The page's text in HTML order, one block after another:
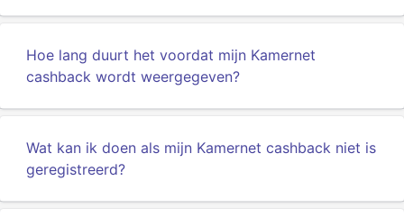
Hoe lang duurt het voordat mijn Kamernet
cashback wordt weergegeven?
Wat kan ik doen als mijn Kamernet cashback niet is
geregistreerd?